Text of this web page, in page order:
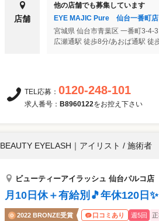
店舗
他の店舗でも募集しています
EYE MAJIC Pure 仙台一番町店
宮城県 仙台市青葉区 一番町3-4-
広瀬通駅 徒歩8分/あおば通駅 徒
TEL応募： 0120-248-101
求人番号： B8960122をお控え下さい
BEAUTY EYELASH ｜ アイリスト / 施術者
ビューティーアイラッシュ 仙台パルコ店
月10日休＋有給別🎵年休120日
2022 BRONZE受賞 口コミあり 週5回